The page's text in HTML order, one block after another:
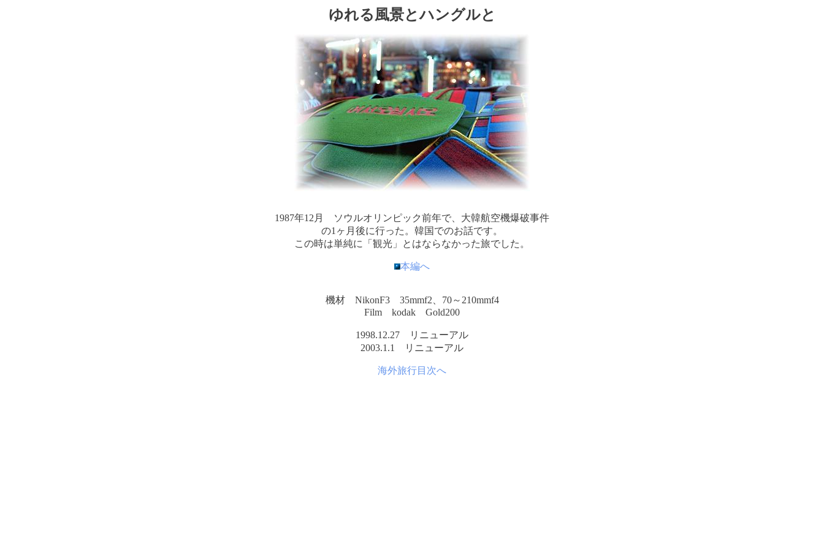
ゆれる風景とハングルと
1987年12月 ソウルオリンピック前年で、大韓航空機爆破事件
の1ヶ月後に行った。韓国でのお話です。
この時は単純に「観光」とはならなかった旅でした。
本編へ
機材 NikonF3 35mmf2、70～210mmf4
Film kodak Gold200
1998.12.27 リニューアル
2003.1.1 リニューアル
海外旅行目次へ